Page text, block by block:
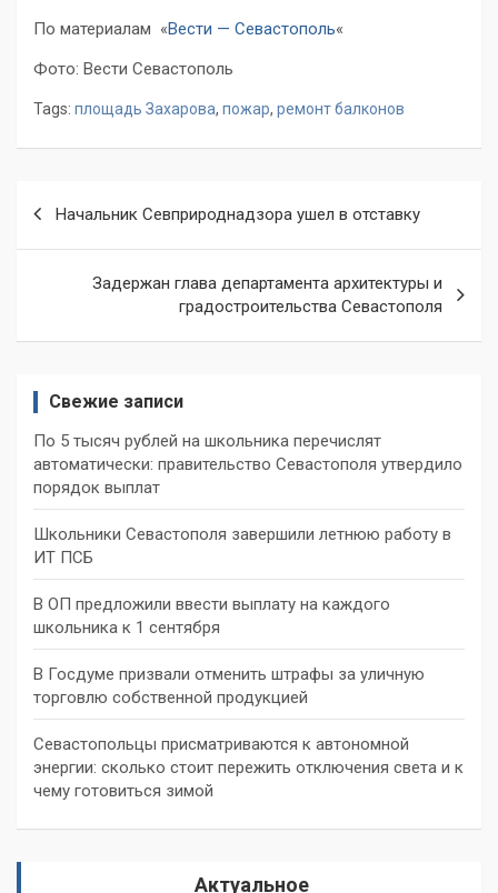
По материалам «Вести — Севастополь«
Фото: Вести Севастополь
Tags: площадь Захарова, пожар, ремонт балконов
Начальник Севприроднадзора ушел в отставку
Задержан глава департамента архитектуры и
градостроительства Севастополя
Свежие записи
По 5 тысяч рублей на школьника перечислят
автоматически: правительство Севастополя утвердило
порядок выплат
Школьники Севастополя завершили летнюю работу в
ИТ ПСБ
В ОП предложили ввести выплату на каждого
школьника к 1 сентября
В Госдуме призвали отменить штрафы за уличную
торговлю собственной продукцией
Севастопольцы присматриваются к автономной
энергии: сколько стоит пережить отключения света и к
чему готовиться зимой
Актуальное